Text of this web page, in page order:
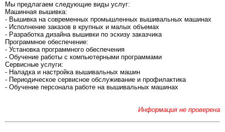
Мы предлагаем следующие виды услуг:
Машинная вышивка:
- Вышивка на современных промышленных вышивальных машинах
- Исполнение заказов в крупных и малых объемах
- Разработка дизайна вышивки по эскизу заказчика
Программное обеспечение:
- Установка программного обеспечения
- Обучение работы с компьютерными программами
Сервисные услуги:
- Наладка и настройка вышивальных машин
- Периодическое сервисное обслуживание и профилактика
- Обучение персонала работе на вышивальных машинах
Информация не проверена